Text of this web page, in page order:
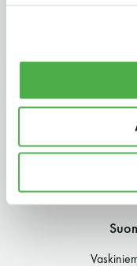
Jäsenen lapsi 7-18